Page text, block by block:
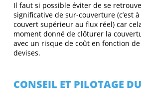
Il faut si possible éviter de se
significative de sur-couverture (c’est
couvert supérieur au flux réel) car
moment donné de clôturer la
avec un risque de coût en fonction de
devises.
CONSEIL ET PILOTAGE